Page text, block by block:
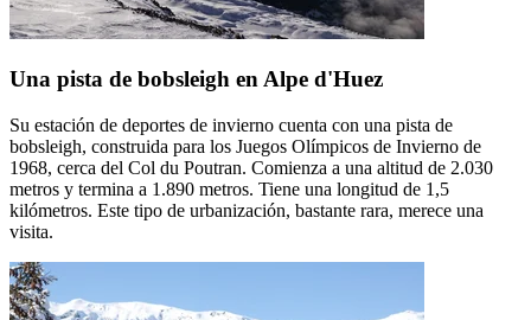
Una pista de bobsleigh en Alpe d'Huez
Su estación de deportes de invierno cuenta con una pista de
bobsleigh, construida para los Juegos Olímpicos de Invierno de
1968, cerca del Col du Poutran. Comienza a una altitud de 2.030
metros y termina a 1.890 metros. Tiene una longitud de 1,5
kilómetros. Este tipo de urbanización, bastante rara, merece una
visita.